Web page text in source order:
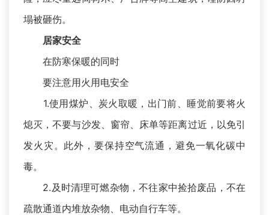
塌被砸伤。
居家安全
在防寒保暖的同时
要注意用火用电安全
1.使用煤炉、炭火取暖，出门前、睡觉前要将火
熄灭，不要与沙发、窗帘、床单等距离过近，以免引
发火灾。此外，要保持空气流通，避免一氧化碳中
毒。
2.及时清理可燃杂物，不往家中捡拾废品，不在
疏散通道内堆放杂物、电动自行车等。